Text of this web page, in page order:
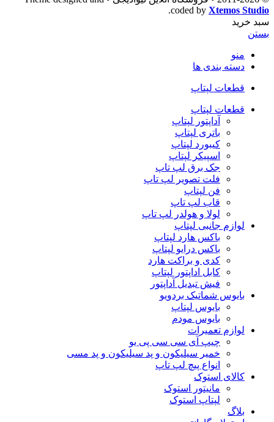
coded by Xtemos Studio
.
سبد خرید
بستن
منو
دسته بندی ها
قطعات لپتاپ
قطعات لپتاپ
آداپتور لپتاپ
باتری لپتاپ
کیبورد لپتاپ
اسپیکر لپتاپ
جک برق لپ تاپ
فلت تصویر لپ تاپ
فن لپتاپ
قاب لپ تاپ
لولا و هولدر لپ تاپ
لوازم جانبی لپتاپ
باکس هارد لپتاپ
باکس درایو لپتاپ
کدی و براکت هارد
کابل اداپتور لپتاپ
فیش تبدیل آداپتور
بایوس شماتیک بردویو
بایوس لپتاپ
بایوس مودم
لوازم تعمیرات
چیپ آی سی سی پی یو
خمیر سیلیکون و پد سیلیکون و پد مسی
انواع پیچ لپ تاپ
کالای استوک
مانیتور استوک
لپتاپ استوک
بلاگ